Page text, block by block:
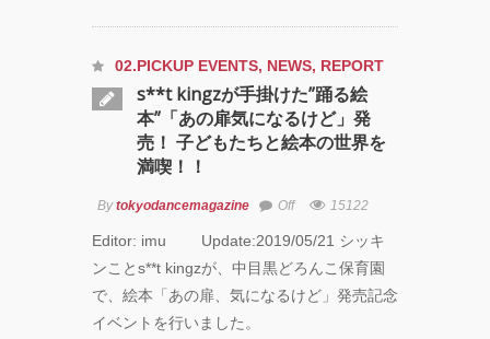
02.PICKUP EVENTS, NEWS, REPORT
s**t kingzが手掛けた”踊る絵
本”「あの扉気になるけど」発
売！ 子どもたちと絵本の世界を
満喫！！
Bytokyodancemagazine Off 15122
Editor: imu Update:2019/05/21 シッキ
ンことs**t kingzが、中目黒どろんこ保育園
で、絵本「あの扉、気になるけど」発売記念
イベントを行いました。